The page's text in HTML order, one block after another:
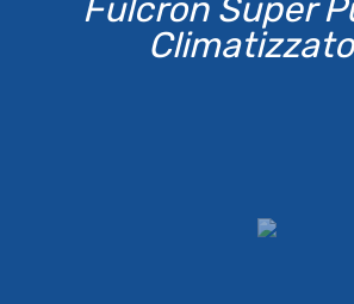
Fulcron Super